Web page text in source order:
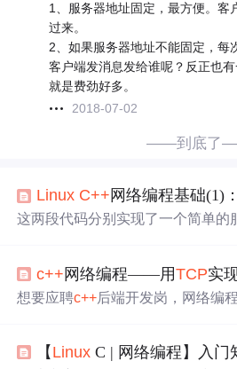
1、服务器地址固定，最方便。客
过来。
2、如果服务器地址不能固定，每
客户端发消息发给谁呢？反正也有
就是费劲好多。
2018-07-02
——到底了
Linux C++ 网络编程基础(1)
这两段代码分别实现了一个简单的
户端发送的消息，然后向客户端发
境下，我们可以使用socket编程来
杂的情况，比如多线程或者非阻塞
c++ 网络编程——用TCP实
想要应聘c++后端开发岗，网络编
学习例程。
【 Linux C | 网络编程】入门